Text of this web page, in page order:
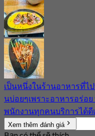
เป็นหนึ่งในร้านอาหารที่ไ
นบ่อยๆเพราะอาหารอร่อ
พนักงานทุกคนบริการได้ดี
Xem thêm đánh giá